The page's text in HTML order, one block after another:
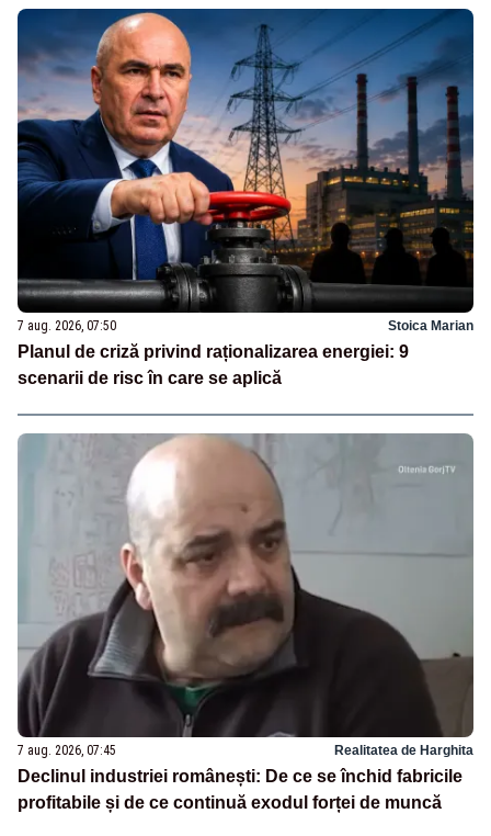
7 aug. 2026, 07:50 Stoica Marian
Planul de criză privind raționalizarea energiei: 9
scenarii de risc în care se aplică
7 aug. 2026, 07:45 Realitatea de Harghita
Declinul industriei românești: De ce se închid fabricile
profitabile și de ce continuă exodul forței de muncă